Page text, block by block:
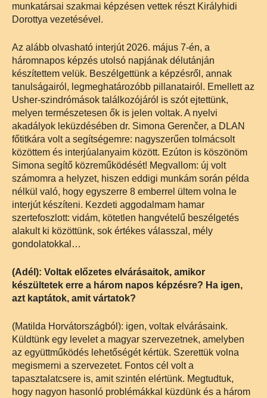
munkatársai szakmai képzésen vettek részt Királyhidi
Dorottya vezetésével.
Az alább olvasható interjút 2026. május 7-én, a
háromnapos képzés utolsó napjának délutánján
készítettem velük. Beszélgettünk a képzésről, annak
tanulságairól, legmeghatározóbb pillanatairól. Emellett az
Usher-szindrómások találkozójáról is szót ejtettünk,
melyen természetesen ők is jelen voltak. A nyelvi
akadályok leküzdésében dr. Simona Gerenčer, a DLAN
főtitkára volt a segítségemre: nagyszerűen tolmácsolt
közöttem és interjúalanyaim között. Ezúton is köszönöm
Simona segítő közreműködését! Megvallom: új volt
számomra a helyzet, hiszen eddigi munkám során példa
nélkül való, hogy egyszerre 8 emberrel ültem volna le
interjút készíteni. Kezdeti aggodalmam hamar
szertefoszlott: vidám, kötetlen hangvételű beszélgetés
alakult ki közöttünk, sok értékes válasszal, mély
gondolatokkal…
(Adél): Voltak előzetes elvárásaitok, amikor
készültetek erre a három napos képzésre? Ha igen,
azt kaptátok, amit vártatok?
(Matilda Horvátországból): igen, voltak elvárásaink.
Küldtünk egy levelet a magyar szervezetnek, amelyben
az együttműködés lehetőségét kértük. Szerettük volna
megismerni a szervezetet. Fontos cél volt a
tapasztalatcsere is, amit szintén elértünk. Megtudtuk,
hogy nagyon hasonló problémákkal küzdünk és a három